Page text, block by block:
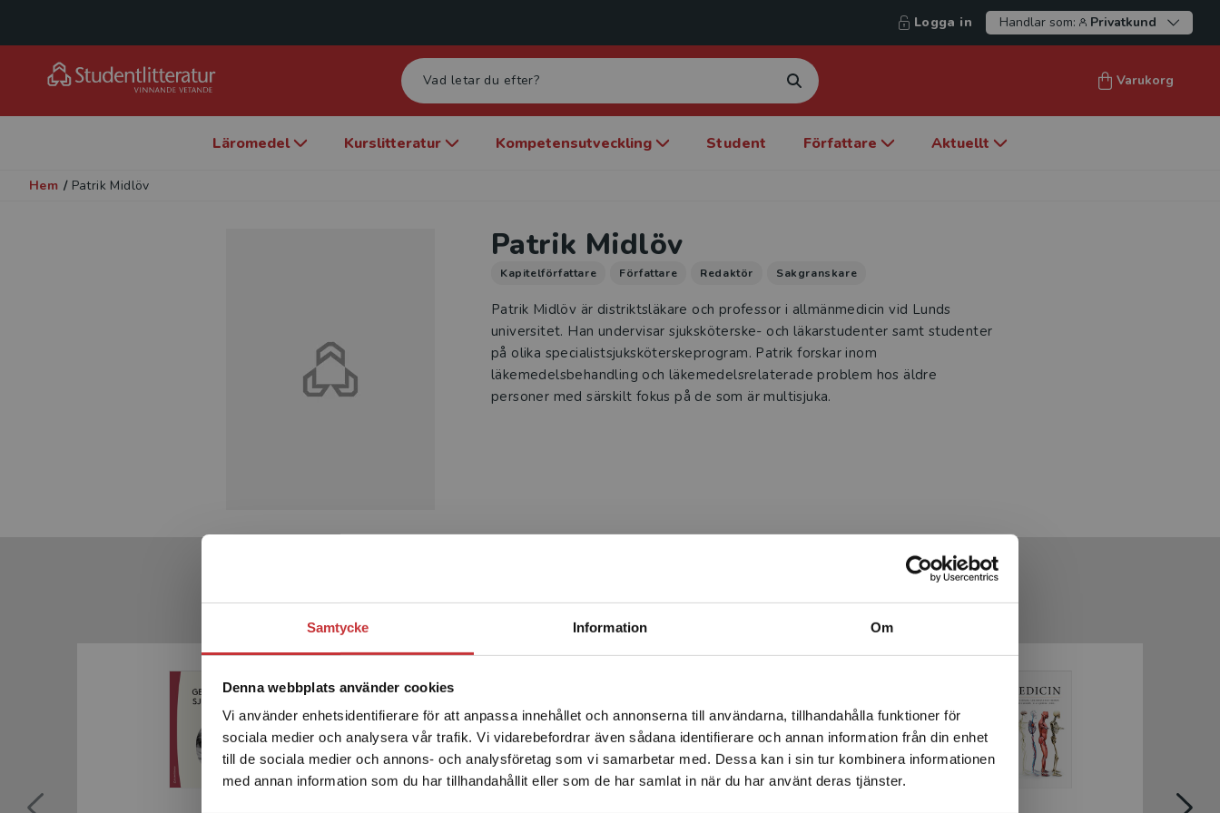
Samtycke Information Om
Denna webbplats använder cookies
Vi använder enhetsidentifierare för att anpassa innehållet och annonserna till användarna, tillhandahålla funktioner för
sociala medier och analysera vår trafik. Vi vidarebefordrar även sådana identifierare och annan information från din enhet
till de sociala medier och annons- och analysföretag som vi samarbetar med. Dessa kan i sin tur kombinera informationen
med annan information som du har tillhandahållit eller som de har samlat in när du har använt deras tjänster.
Begränsad fraktregion
Det verkar som att du besöker studentlitteratur.se via en
enhet utanför Sverige. Vi erbjuder inte leveranser utanför
Sverige. För att kunna slutföra ett köp måste
leveransadressen vara i Sverige.Läs mer
Logga in Handlar som: Privatkund
Varukorg
Läromedel Kurslitteratur Kompetensutveckling Student Författare Aktuellt
Hem / Patrik Midlöv
Patrik Midlöv
Kapitelförfattare Författare Redaktör Sakgranskare
Patrik Midlöv är distriktsläkare och professor i allmänmedicin vid Lunds
universitet. Han undervisar sjuksköterske- och läkarstudenter samt studenter
på olika specialistsjuksköterskeprogram. Patrik forskar inom
läkemedelsbehandling och läkemedelsrelaterade problem hos äldre
personer med särskilt fokus på de som är multisjuka.
Produkter